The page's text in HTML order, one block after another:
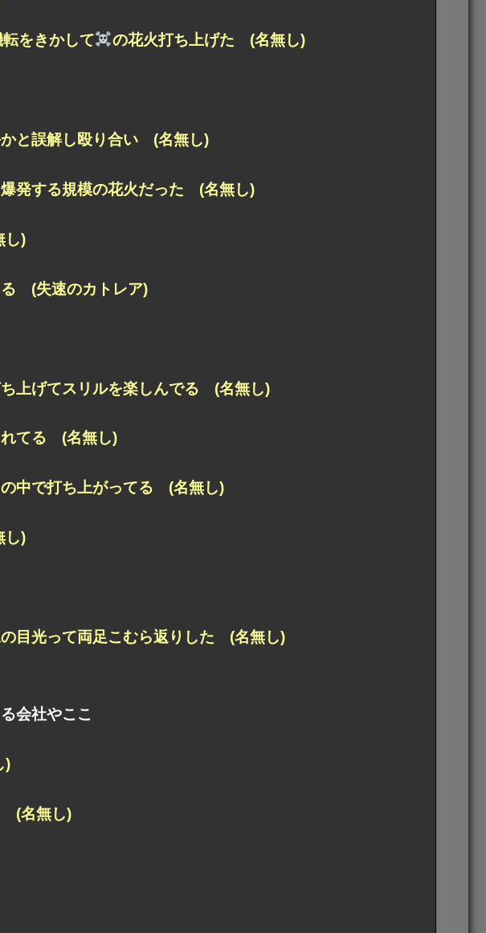
をきかして の花火打ち上げた (名無し)
と誤解し殴り合い (名無し)
発する規模の花火だった (名無し)
し)
る (失速のカトレア)
上げてスリルを楽しんでる (名無し)
れてる (名無し)
中で打ち上がってる (名無し)
し)
目光って両足こむら返りした (名無し)
会社やここ
)
(名無し)